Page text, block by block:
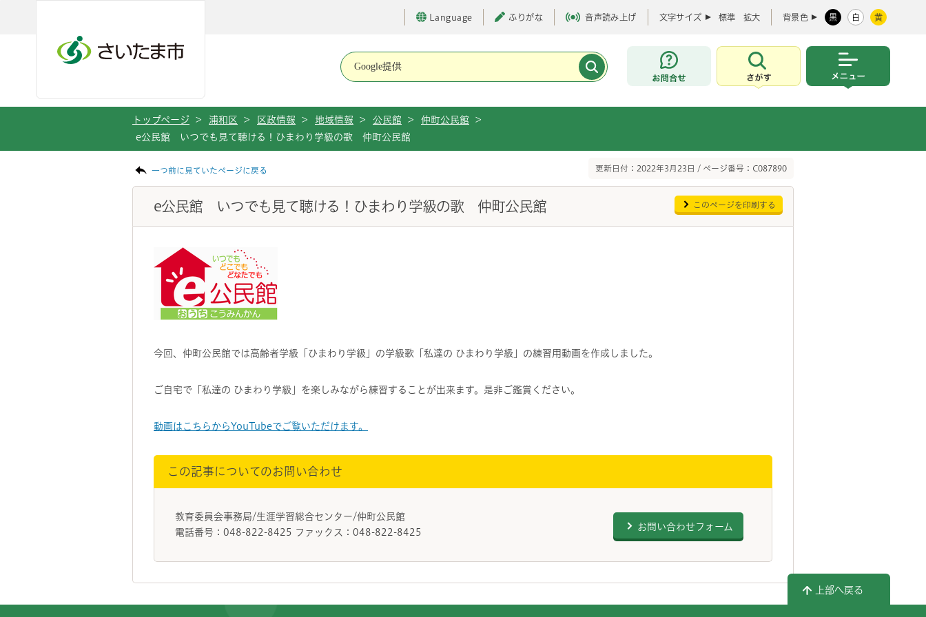
Language ふりがな 音声読み上げ 文字サイズ 標準 拡大 背景色 黒 白 黄
お問合せ
さがす
トップページ > 浦和区 > 区政情報 > 地域情報 > 公民館 > 仲町公民館
>
e公民館 いつでも見て聴ける！ひまわり学級の歌 仲町公民館
一つ前に見ていたページに戻る 更新日付：2022年3月23日 / ページ番号：C087890
e公民館 いつでも見て聴ける！ひまわり学級の歌 仲町公民館 このページを印刷する
今回、仲町公民館では高齢者学級「ひまわり学級」の学級歌「私達の ひまわり学級」の練習用動画を作成しました。
ご自宅で「私達の ひまわり学級」を楽しみながら練習することが出来ます。是非ご鑑賞ください。
動画はこちらからYouTubeでご覧いただけます。
この記事についてのお問い合わせ
教育委員会事務局/生涯学習総合センター/仲町公民館
電話番号：048-822-8425 ファックス：048-822-8425
お問い合わせフォーム
上部へ戻る